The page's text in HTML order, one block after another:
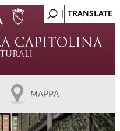
MAPPA